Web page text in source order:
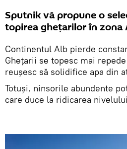
Sputnik vă propune o
topirea ghețarilor în zona
Continentul Alb pierde
Ghețarii se topesc mai
reușesc să solidifice apa din
Totuși, ninsorile abundente
care duce la ridicarea